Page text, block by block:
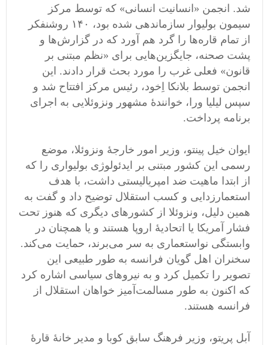
شد. انجمن «انسانیت انسانی» که توسط مرکز
سیمون بولیوار سازماندهی شده بود، ۱۴۰ روشنفکر
از تمام قاره‌ها را گرد هم آورد که در گزارش‌ها و
پشت صحنه، جایگزین‌هایی برای «نظم مبتنی بر
قانون» فعلی غرب را مورد بحث قرار دادند. این
انجمن توسط بلانکا اِخود، رئیس مرکز افتتاح شد و
سپس لیلیا ورا، خوانندۀ مشهور ونزوئلایی به اجرای
برنامه پرداخت.
ایوان خیل پینتو، وزیر امور خارجۀ ونزوئلا، موضع
رسمی این کشور مبتنی بر ایدئولوژی بولیواری را که
از ابتدا ماهیت ضد امپریالیستی داشت، با هدف
استعمارزدایی و کسب استقلال توضیح داد و گفت به
همین دلیل، ونزوئلا از کشورهای دیگری که هنوز تحت
فشار آمریکا یا اتحادیۀ اروپا هستند و یا همچنان در
وابستگی نواستعماری به سر می‌برند، حمایت می‌کند.
سخنران اهل گویان فرانسه به طور طبیعی این
تصویر را تکمیل کرد و به نیروهای سیاسی اشاره کرد
که اکنون به طور مسالمت‌آمیز ‌خواهان استقلال از
فرانسه هستند.
آبل پریتو، وزیر فرهنگ سابق کوبا و مدیر خانۀ قارۀ